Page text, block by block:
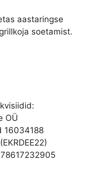
aastaringse
soetamist.
OÜ
16034188